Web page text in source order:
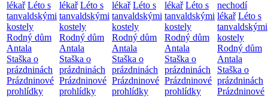
lékař Léto s
tanvaldskými
kostely
Rodný dům
Antala
Staška o
prázdninách
Prázdninové
prohlídky
lékař Léto s
tanvaldskými
kostely
Rodný dům
Antala
Staška o
prázdninách
Prázdninové
prohlídky
lékař Léto s
tanvaldskými
kostely
Rodný dům
Antala
Staška o
prázdninách
Prázdninové
prohlídky
lékař Léto s
tanvaldskými
kostely
Rodný dům
Antala
Staška o
prázdninách
Prázdninové
prohlídky
nechodí
lékař Léto s
tanvaldskými
kostely
Rodný dům
Antala
Staška o
prázdninách
Prázdninové